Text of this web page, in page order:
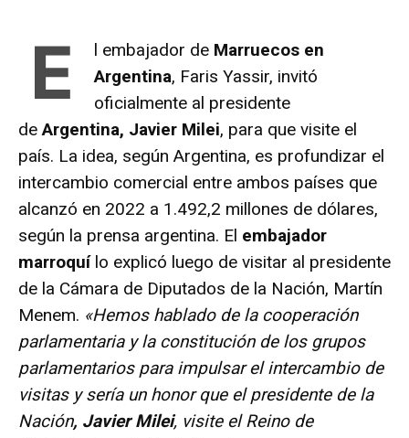
E l embajador de Marruecos en
Argentina, Faris Yassir, invitó
oficialmente al presidente
deArgentina, Javier Milei, para que visite el
país. La idea, según Argentina, es profundizar el
intercambio comercial entre ambos países que
alcanzó en 2022 a 1.492,2 millones de dólares,
según la prensa argentina. El embajador
marroquílo explicó luego de visitar al presidente
de la Cámara de Diputados de la Nación, Martín
Menem. «Hemos hablado de la cooperación
parlamentaria y la constitución de los grupos
parlamentarios para impulsar el intercambio de
visitas y sería un honor que el presidente de la
Nación, Javier Milei, visite el Reino de